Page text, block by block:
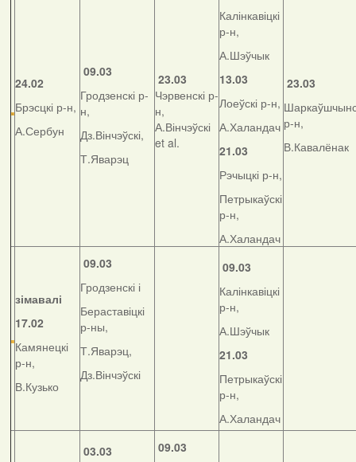
24.02
Брэсцкі р-н,
А.Сербун
09.03
Гродзенскі р-
н,
Дз.Вінчэўскі,
Т.Яварэц
23.03
Чэрвенскі р-
н,
А.Вінчэўскі
et al.
Калінкавіцкі
р-н,
А.Шэўчык
13.03
Лоеўскі р-н,
А.Халандач
21.03
Рэчыцкі р-н,
Петрыкаўскі
р-н,
А.Халандач
23.03
р-н,
В.Кавалёнак
зімавалі
17.02
Камянецкі
р-н,
В.Кузько
09.03
Гродзенскі і
Бераставіцкі
р-ны,
Т.Яварэц,
Дз.Вінчэўскі
09.03
Калінкавіцкі
р-н,
А.Шэўчык
21.03
Петрыкаўскі
р-н,
А.Халандач
03.03
09.03